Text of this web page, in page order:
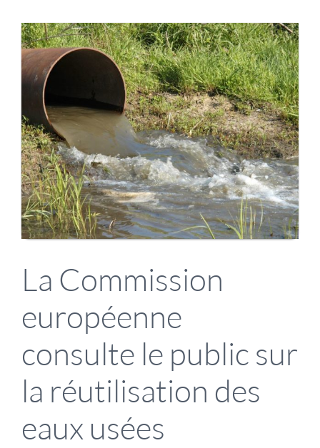
Voir
l'image
agrandie
La Commission
européenne
consulte le public sur
la réutilisation des
eaux usées